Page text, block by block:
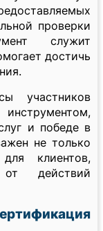
проверки
служит
достичь
участников
и победе в
не только
клиентов,
действий